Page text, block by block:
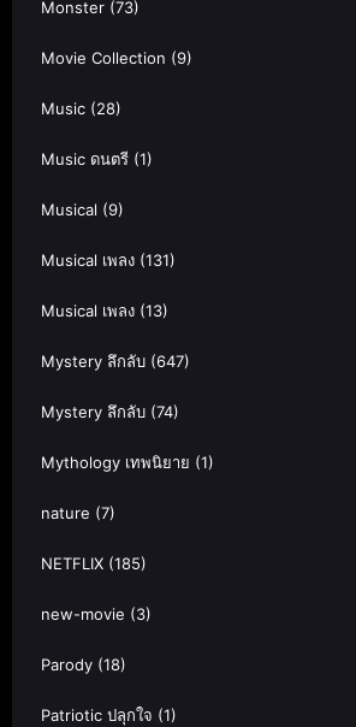
Monster (73)
Movie Collection (9)
Music (28)
Music ดนตรี (1)
Musical (9)
Musical เพลง (131)
Musical เพลง (13)
Mystery ลึกลับ (647)
Mystery ลึกลับ (74)
Mythology เทพนิยาย (1)
nature (7)
NETFLIX (185)
new-movie (3)
Parody (18)
Patriotic ปลุกใจ (1)